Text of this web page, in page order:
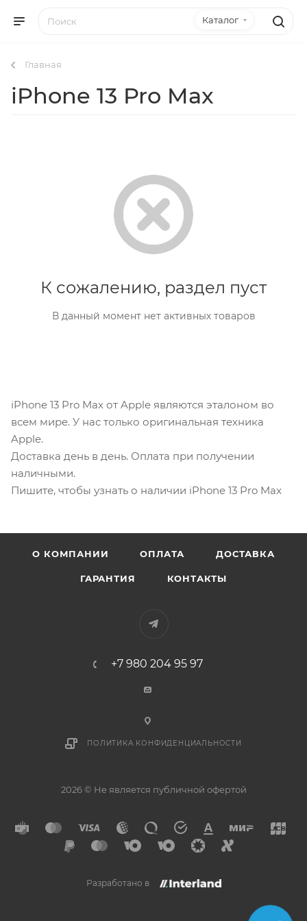
Каталог
Главная
iPhone 13 Pro Max
К сожалению, раздел пуст
В данный момент нет активных товаров
iPhone 13 Pro Max от Apple являются эталоном во
всем мире. У нас только оригинальная техника
Apple.
Доставка день в день. Оплата при получении
наличными.
Пишите, чтобы узнать о наличии iPhone 13 Pro Max
О КОМПАНИИ ОПЛАТА ДОСТАВКА
ГАРАНТИЯ КОНТАКТЫ
+7 980 204 95 97
ПОЛИТИКА КОНФИДЕНЦИАЛЬНОСТИ
2026 © Не является публичной офертой
Разработано в